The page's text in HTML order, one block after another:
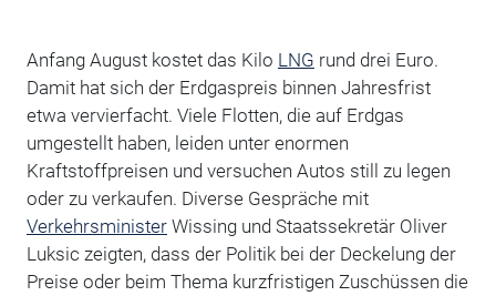
Anfang August kostet das Kilo LNG rund drei Euro.
Damit hat sich der Erdgaspreis binnen Jahresfrist
etwa vervierfacht. Viele Flotten, die auf Erdgas
umgestellt haben, leiden unter enormen
Kraftstoffpreisen und versuchen Autos still zu legen
oder zu verkaufen. Diverse Gespräche mit
VerkehrsministerWissing und Staatssekretär Oliver
Luksic zeigten, dass der Politik bei der Deckelung der
Preise oder beim Thema kurzfristigen Zuschüssen die